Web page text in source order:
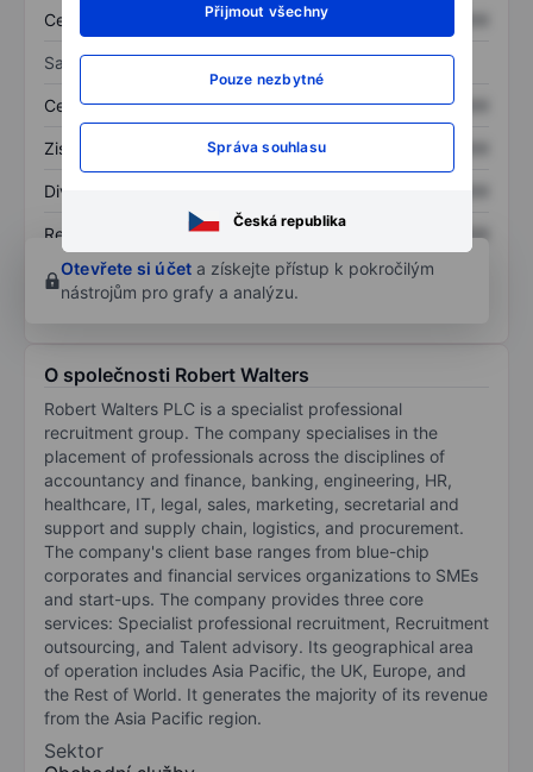
Přijmout všechny
Pouze nezbytné
Správa souhlasu
Česká republika
Celkový dluh XXXXXXX
Sazby
Cena/tržby XXXXXXX XXXXXXX
Zisk na akcii XXXXXXX
Dividenda na akcii
Rentabilita kapitálu XXXXXXX
XXXXXXX
Otevřete si účet a získejte přístup k pokročilým
nástrojům pro grafy a analýzu.
O společnosti Robert Walters
Robert Walters PLC is a specialist professional
recruitment group. The company specialises in the
placement of professionals across the disciplines of
accountancy and finance, banking, engineering, HR,
healthcare, IT, legal, sales, marketing, secretarial and
support and supply chain, logistics, and procurement.
The company's client base ranges from blue-chip
corporates and financial services organizations to SMEs
and start-ups. The company provides three core
services: Specialist professional recruitment, Recruitment
outsourcing, and Talent advisory. Its geographical area
of operation includes Asia Pacific, the UK, Europe, and
the Rest of World. It generates the majority of its revenue
from the Asia Pacific region.
Sektor